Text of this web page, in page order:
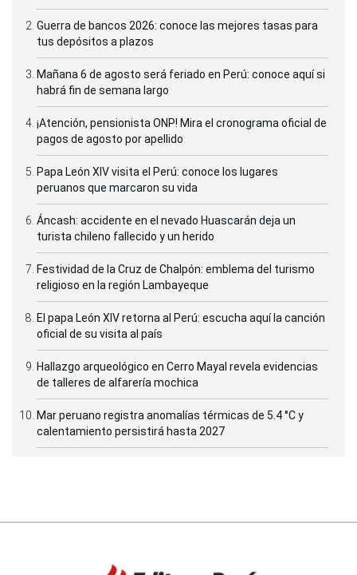
Guerra de bancos 2026: conoce las mejores tasas para
tus depósitos a plazos
Mañana 6 de agosto será feriado en Perú: conoce aquí si
habrá fin de semana largo
¡Atención, pensionista ONP! Mira el cronograma oficial de
pagos de agosto por apellido
Papa León XIV visita el Perú: conoce los lugares
peruanos que marcaron su vida
Áncash: accidente en el nevado Huascarán deja un
turista chileno fallecido y un herido
Festividad de la Cruz de Chalpón: emblema del turismo
religioso en la región Lambayeque
El papa León XIV retorna al Perú: escucha aquí la canción
oficial de su visita al país
Hallazgo arqueológico en Cerro Mayal revela evidencias
de talleres de alfarería mochica
Mar peruano registra anomalías térmicas de 5.4 °C y
calentamiento persistirá hasta 2027